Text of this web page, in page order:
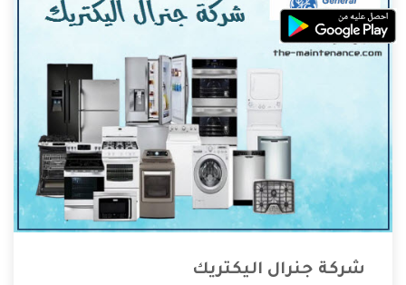
شركة جنرال اليكتريك